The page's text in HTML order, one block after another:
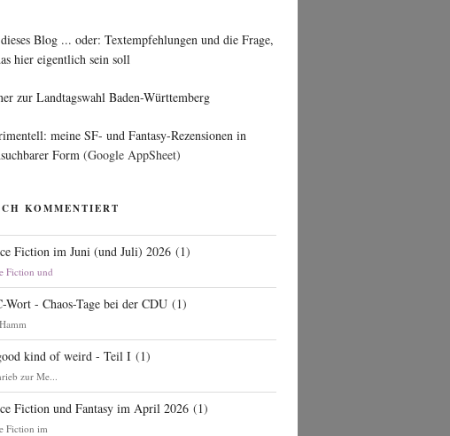
Blog ... oder: Textempfehlungen und die Frage,
hier eigentlich sein soll
zur Landtagswahl Baden-Württemberg
meine SF- und Fantasy-Rezensionen in
Form (Google AppSheet)
KOMMENTIERT
Fiction im Juni (und Juli) 2026 (1)
Fiction und
Wort - Chaos-Tage bei der CDU (1)
kind of weird - Teil I (1)
zur Me...
Fiction und Fantasy im April 2026 (1)
Fiction im